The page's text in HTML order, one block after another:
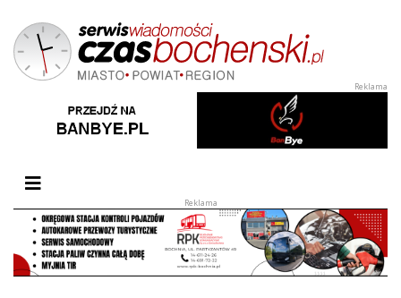
Przełącz nawigację